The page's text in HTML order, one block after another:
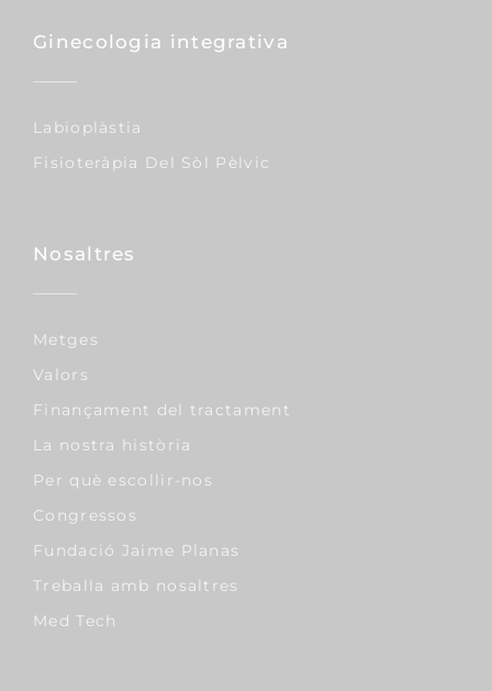
Ginecologia integrativa
Labioplàstia
Fisioteràpia Del Sòl Pèlvic
Nosaltres
Metges
Valors
Finançament del tractament
La nostra història
Per què escollir-nos
Congressos
Fundació Jaime Planas
Treballa amb nosaltres
Med Tech